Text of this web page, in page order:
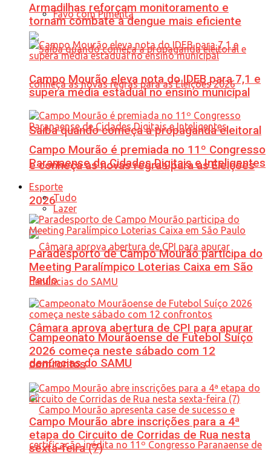
Favo com Pimenta
Saiba quando começa a propaganda eleitoral
e conheça as novas regras para as Eleições
2026
Câmara aprova abertura de CPI para apurar
denúncias do SAMU
Armadilhas reforçam monitoramento e
tornam combate à dengue mais eficiente
Campo Mourão eleva nota do IDEB para 7,1 e
supera média estadual no ensino municipal
Campo Mourão é premiada no 11º Congresso
Paranaense de Cidades Digitais e Inteligentes
Esporte
Tudo
Lazer
Paradesporto de Campo Mourão participa do
Meeting Paralímpico Loterias Caixa em São
Paulo
Campeonato Mourãoense de Futebol Suíço
2026 começa neste sábado com 12
confrontos
Campo Mourão abre inscrições para a 4ª
etapa do Circuito de Corridas de Rua nesta
sexta-feira (7)